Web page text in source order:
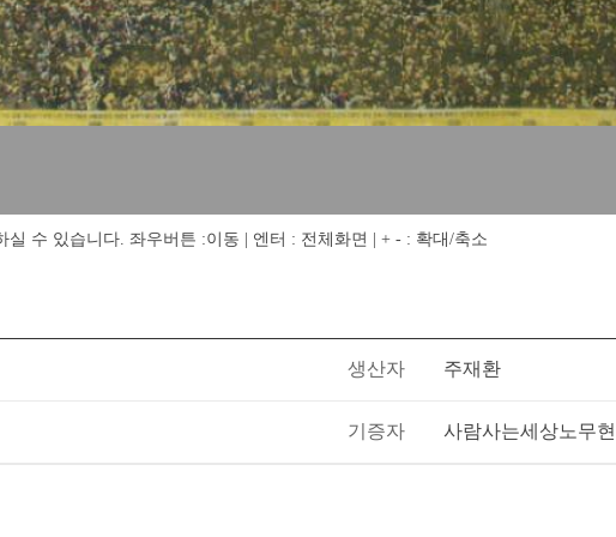
실 수 있습니다. 좌우버튼 :이동 | 엔터 : 전체화면 | + - : 확대/축소
생산자 주재환
기증자 사람사는세상노무